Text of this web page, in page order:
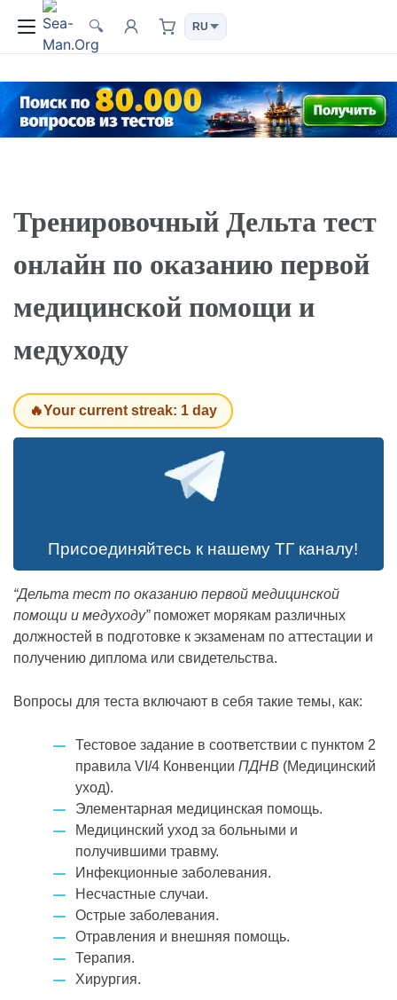
🔍
Тренировочный Дельта тест
онлайн по оказанию первой
медицинской помощи и
медуходу
🔥Your current streak: 1 day
Присоединяйтесь к нашему ТГ каналу!
“Дельта тест по оказанию первой медицинской
помощи и медуходу”поможет морякам различных
должностей в подготовке к экзаменам по аттестации и
получению диплома или свидетельства.
Вопросы для теста включают в себя такие темы, как:
Тестовое задание в соответствии с пунктом 2
правила VI/4 Конвенции ПДНВ (Медицинский
уход).
Элементарная медицинская помощь.
Медицинский уход за больными и
получившими травму.
Инфекционные заболевания.
Несчастные случаи.
Острые заболевания.
Отравления и внешняя помощь.
Терапия.
Хирургия.